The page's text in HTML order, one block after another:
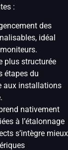
:
des
idéal
plus structurée
étapes du
aux installations
nativement
à l’étalonnage
s’intègre mieux